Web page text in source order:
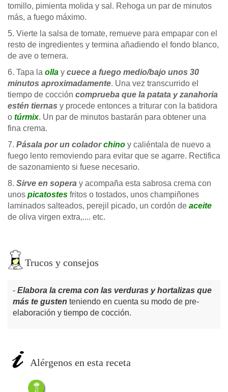
tomillo, pimienta molida y sal. Rehoga un par de minutos
más, a fuego máximo.
5. Vierte la salsa de tomate, remueve para empapar con el
resto de ingredientes y termina añadiendo el fondo blanco,
de ave o ternera.
6. Tapa la olla y cuece a fuego medio/bajo unos 30
minutos aproximadamente. Una vez transcurrido el
tiempo de cocción comprueba que la patata y zanahoria
estén tiernas y procede entonces a triturar con la batidora
o túrmix. Un par de minutos bastarán para obtener una
fina crema.
7. Pásala por un coladorchino y caliéntala de nuevo a
fuego lento removiendo para evitar que se agarre. Rectifica
de sazonamiento si fuese necesario.
8. Sirve en sopera y acompaña esta sabrosa crema con
unos picatostes fritos o tostados, unos champiñones
laminados salteados, perejil picado, un cordón de aceite
de oliva virgen extra,.... etc.
Trucos y consejos
Elabora la crema con las verduras y hortalizas que
más te gusten teniendo en cuenta su modo de pre-
elaboración y tiempo de cocción.
Alérgenos en esta receta